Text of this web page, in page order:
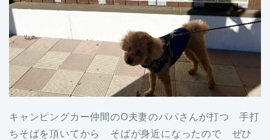
キャンピングカー仲間のO夫妻のパパさんが打つ 手打
ちそばを頂いてから そばが身近になったので ぜひ